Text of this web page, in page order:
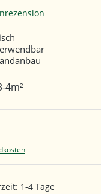
4m²
1-4 Tage